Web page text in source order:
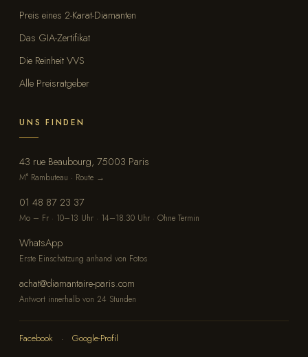
Preis eines 2-Karat-Diamanten
Das GIA-Zertifikat
Die Reinheit VVS
Alle Preisratgeber
UNS FINDEN
43 rue Beaubourg, 75003 Paris
M° Rambuteau · Route →
01 48 87 23 37
Mo – Fr · 10–13 Uhr · 14–18.30 Uhr · Ohne Termin
WhatsApp
Erste Einschätzung anhand von Fotos
achat@diamantaire-paris.com
Antwort innerhalb von 24 Stunden
Facebook · Google-Profil